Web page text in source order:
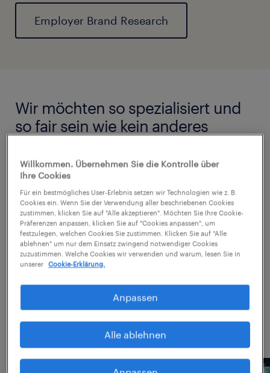
Employer Brand Research
Wir möchten so spezialisiert und
so fair sein wie kein anderes
Arbeit.
Die Welt verändert sich rasend schnell.
Talente wollen lernen und sich
weiterentwickeln, aber Work-Life-Balance,
Gerechtigkeit und Flexibilität bleiben ebenso
wichtig. Unternehmen in allen Bereichen
suchen nach spezialisierten Fachkräften.
Unser Ziel ist es, der wertvollste Partner für
Talente zu sein.
Willkommen. Übernehmen Sie die Kontrolle über
Ihre Cookies
Für ein bestmögliches User-Erlebnis setzen wir Technologien wie z. B.
Cookies ein. Wenn Sie der Verwendung aller beschriebenen Cookies
zustimmen, klicken Sie auf "Alle akzeptieren". Möchten Sie Ihre Cookie-
Präferenzen anpassen, klicken Sie auf "Cookies anpassen", um
festzulegen, welchen Cookies Sie zustimmen. Klicken Sie auf "Alle
ablehnen" um nur dem Einsatz zwingend notwendiger Cookies
zuzustimmen. Welche Cookies wir verwenden und warum, lesen Sie in
unserer
Cookie-Erklärung.
Anpassen
Alle ablehnen